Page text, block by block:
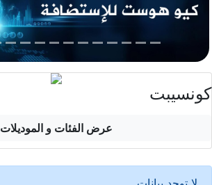
كونسيبت
عرض الفئات و الموديلات